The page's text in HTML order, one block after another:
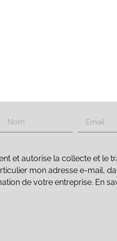
et autorise la collecte et le
mon adresse e-mail,
de votre entreprise. En